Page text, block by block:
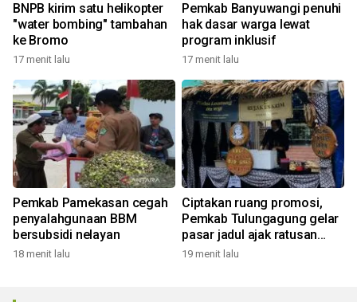
BNPB kirim satu helikopter
"water bombing" tambahan
ke Bromo
17 menit lalu
Pemkab Banyuwangi penuhi
hak dasar warga lewat
program inklusif
17 menit lalu
Pemkab Pamekasan cegah
penyalahgunaan BBM
bersubsidi nelayan
18 menit lalu
Ciptakan ruang promosi,
Pemkab Tulungagung gelar
pasar jadul ajak ratusan
UMKM lokal
19 menit lalu